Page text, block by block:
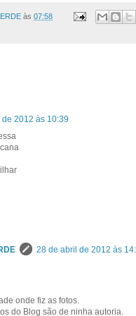
às 07:58
2012 às 10:39
28 de abril de 2012 às
onde fiz as fotos.
do Blog são de ninha autoria.